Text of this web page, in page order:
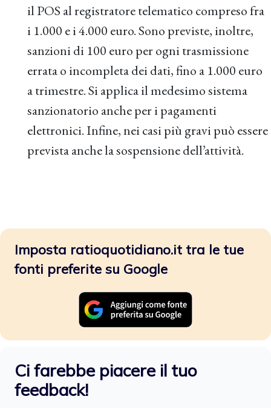
il POS al registratore telematico compreso fra
i 1.000 e i 4.000 euro. Sono previste, inoltre,
sanzioni di 100 euro per ogni trasmissione
errata o incompleta dei dati, fino a 1.000 euro
a trimestre. Si applica il medesimo sistema
sanzionatorio anche per i pagamenti
elettronici. Infine, nei casi più gravi può essere
prevista anche la sospensione dell’attività.
Imposta ratioquotidiano.it tra le tue
fonti preferite su Google
Ci farebbe piacere il tuo
feedback!